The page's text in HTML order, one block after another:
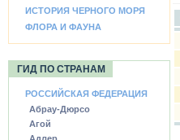
ИСТОРИЯ ЧЕРНОГО МОРЯ
ФЛОРА И ФАУНА
ГИД ПО СТРАНАМ
РОССИЙСКАЯ ФЕДЕРАЦИЯ
Абрау-Дюрсо
Агой